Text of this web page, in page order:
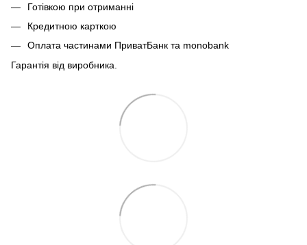
Готівкою при отриманні
Кредитною карткою
Оплата частинами ПриватБанк та monobank
Гарантія від виробника.